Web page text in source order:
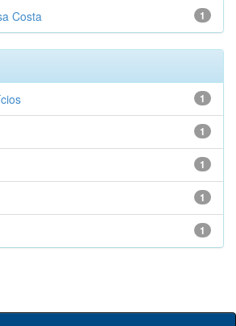
1
Costa
1
1
1
1
1